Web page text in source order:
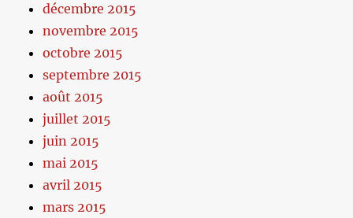
décembre 2015
novembre 2015
octobre 2015
septembre 2015
août 2015
juillet 2015
juin 2015
mai 2015
avril 2015
mars 2015